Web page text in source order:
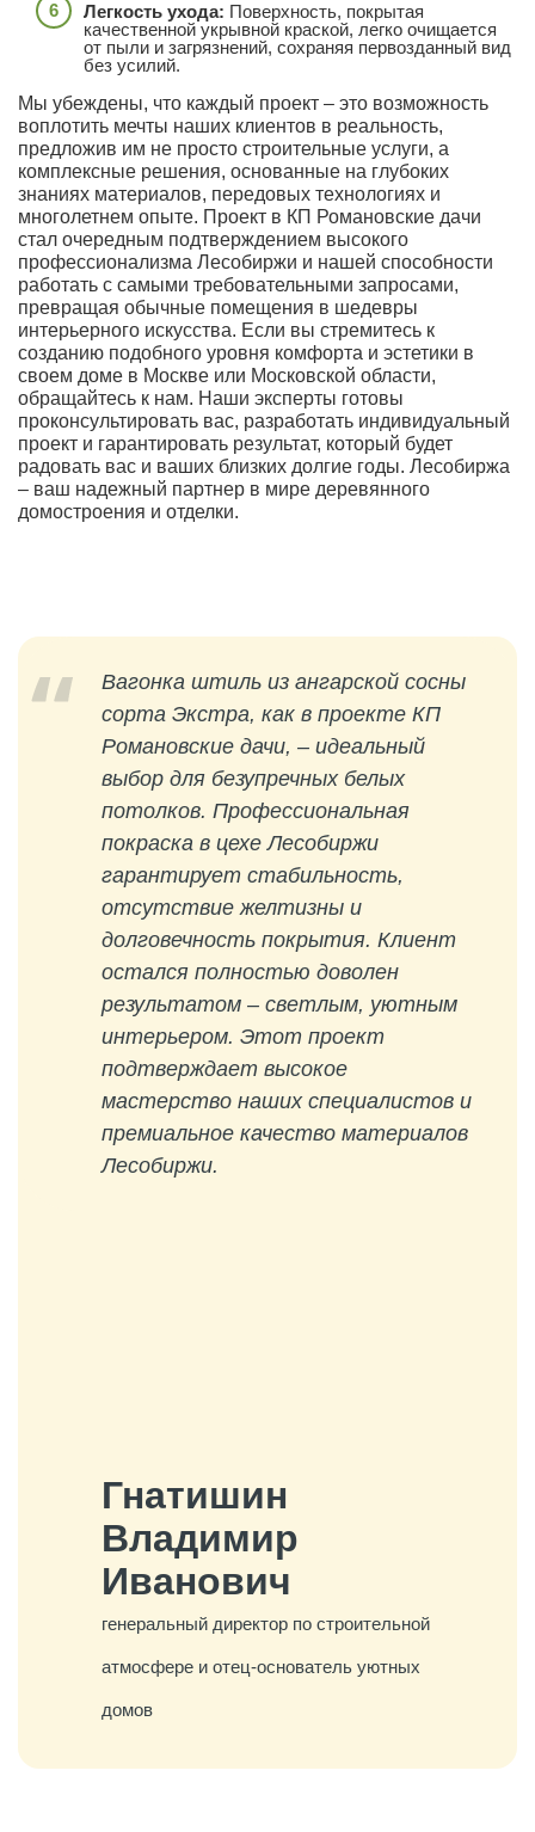
Легкость ухода: Поверхность, покрытая
качественной укрывной краской, легко очищается
от пыли и загрязнений, сохраняя первозданный вид
без усилий.
Мы убеждены, что каждый проект – это возможность
воплотить мечты наших клиентов в реальность,
предложив им не просто строительные услуги, а
комплексные решения, основанные на глубоких
знаниях материалов, передовых технологиях и
многолетнем опыте. Проект в КП Романовские дачи
стал очередным подтверждением высокого
профессионализма Лесобиржи и нашей способности
работать с самыми требовательными запросами,
превращая обычные помещения в шедевры
интерьерного искусства. Если вы стремитесь к
созданию подобного уровня комфорта и эстетики в
своем доме в Москве или Московской области,
обращайтесь к нам. Наши эксперты готовы
проконсультировать вас, разработать индивидуальный
проект и гарантировать результат, который будет
радовать вас и ваших близких долгие годы. Лесобиржа
– ваш надежный партнер в мире деревянного
домостроения и отделки.
Вагонка штиль из ангарской сосны
сорта Экстра, как в проекте КП
Романовские дачи, – идеальный
выбор для безупречных белых
потолков. Профессиональная
покраска в цехе Лесобиржи
гарантирует стабильность,
отсутствие желтизны и
долговечность покрытия. Клиент
остался полностью доволен
результатом – светлым, уютным
интерьером. Этот проект
подтверждает высокое
мастерство наших специалистов и
премиальное качество материалов
Лесобиржи.
Гнатишин
Владимир
Иванович
генеральный директор по строительной
атмосфере и отец-основатель уютных
домов